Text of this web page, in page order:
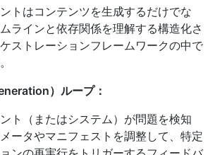
トはコンテンツを生成するだけでな
ラインと依存関係を理解する構造化さ
ストレーションフレームワークの中で
）ループ：
ト（またはシステム）が問題を検知
ータやマニフェストを調整して、特定